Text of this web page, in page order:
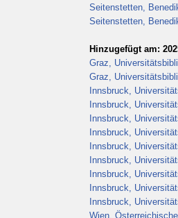
Seitenstetten,
Seitenstetten,
Hinzugefügt am:
Graz,
Graz,
Innsbruck,
Innsbruck,
Innsbruck,
Innsbruck,
Innsbruck,
Innsbruck,
Innsbruck,
Innsbruck,
Innsbruck,
Wien,